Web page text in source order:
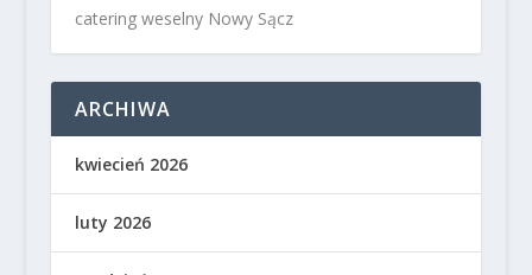
catering weselny Nowy Sącz
ARCHIWA
kwiecień 2026
luty 2026